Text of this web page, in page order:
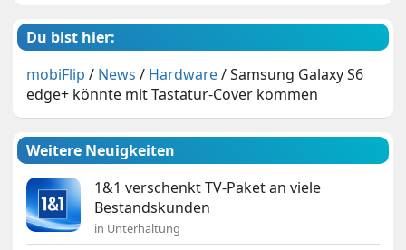
Du bist hier:
mobiFlip / News / Hardware/Samsung Galaxy S6
edge+ könnte mit Tastatur-Cover kommen
Weitere Neuigkeiten
1&1 verschenkt TV-Paket an viele
Bestandskunden
in Unterhaltung